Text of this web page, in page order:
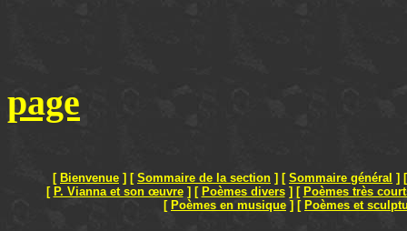
page
[ Bienvenue ] [ Sommaire de la section ] [ Sommaire général ]
[ P. Vianna et son œuvre] [ Poèmes divers] [ Poèmes très
[ Poèmes en musique ] [ Poèmes et